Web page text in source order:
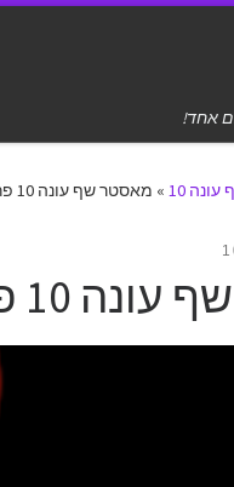
אחד!
10
» מאסטר שף עונה 10 פרק 3
10 פרק 3